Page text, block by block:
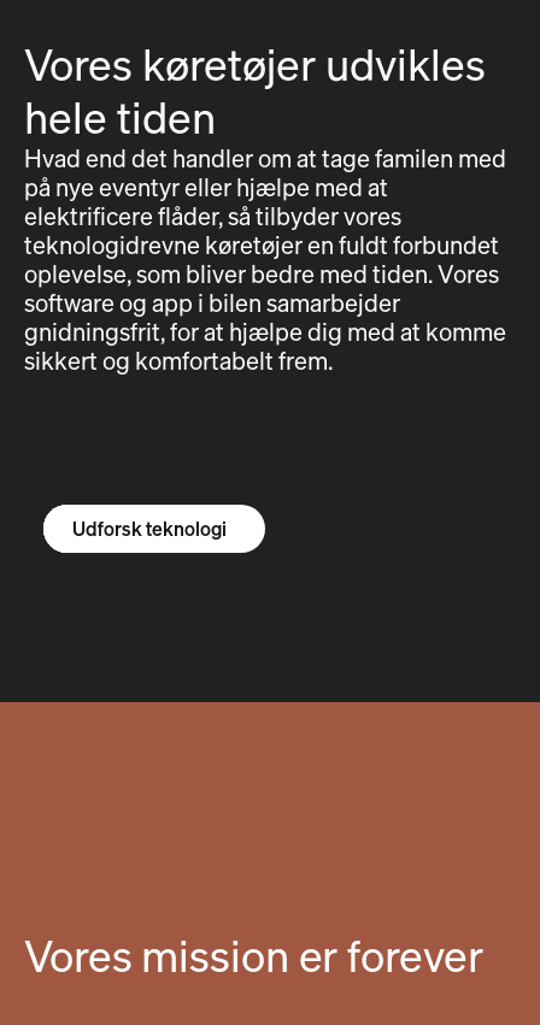
Vores køretøjer udvikles
hele tiden
Hvad end det handler om at tage familen med
på nye eventyr eller hjælpe med at
elektrificere flåder, så tilbyder vores
teknologidrevne køretøjer en fuldt forbundet
oplevelse, som bliver bedre med tiden. Vores
software og app i bilen samarbejder
gnidningsfrit, for at hjælpe dig med at komme
sikkert og komfortabelt frem.
Udforsk R1S
Udforsk R1T
Udforsk varevogne
Udforsk teknologi
Vores mission er forever